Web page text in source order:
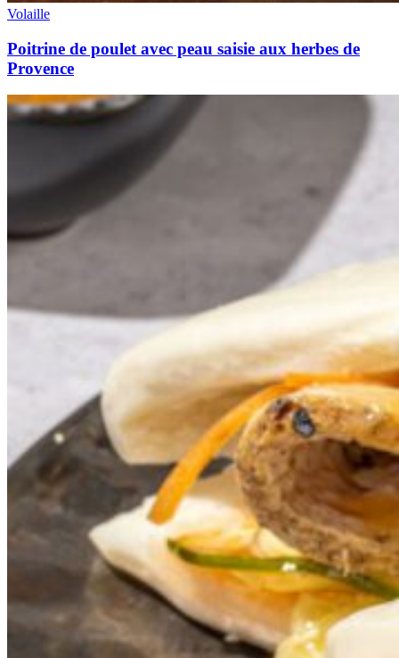
Volaille
Poitrine de poulet avec peau saisie aux herbes de
Provence